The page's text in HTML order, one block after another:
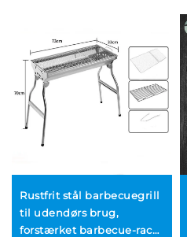
Rustfrit stål barbecuegrill
til udendørs brug,
forstærket barbecue-rack